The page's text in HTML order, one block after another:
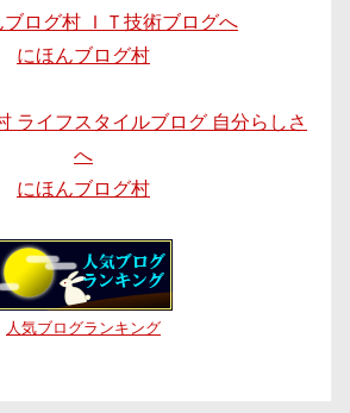
にほんブログ村
にほんブログ村
人気ブログランキング